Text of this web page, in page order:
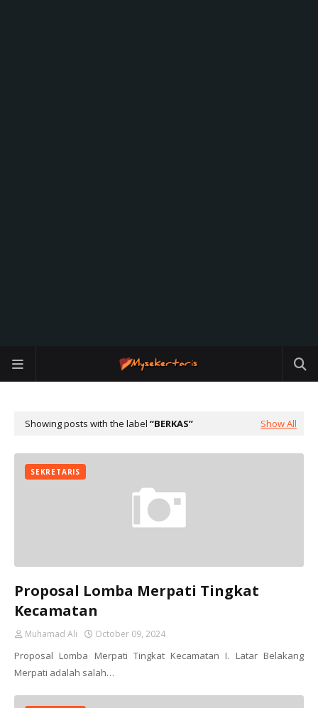
Showing posts with the label BERKAS Show All
SEKRETARIS
Proposal Lomba Merpati Tingkat
Kecamatan
Muhamad Ali October 09, 2024
Proposal Lomba Merpati Tingkat Kecamatan I. Latar Belakang
Merpati adalah salah…